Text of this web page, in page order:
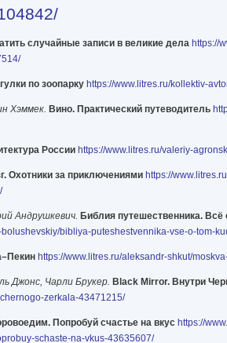
случайные записи в великие дела https://
по зоопарку https://www.litres.ru/kollektiv-
Хэммек. Вино. Практический путеводитель
России https://www.litres.ru/valeriy-
Охотники за приключениями https://
Андрушкевич. Библия путешественника. Всё
bibliya-puteshestvennika-vse-o-tom-
https://www.litres.ru/aleksandr-shkut/
Джонс, Чарли Брукер. Black Mirror. Внутри
zerkala-43471215/
Попробуй счастье на вкус https://
schaste-na-vkus-43635607/